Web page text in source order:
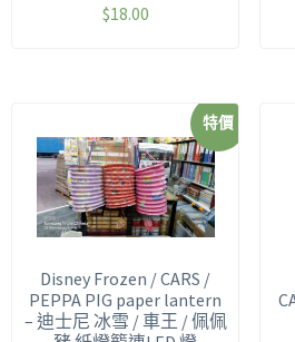
$18.00
特價
Disney Frozen / CARS /
PEPPA PIG paper lantern
– 迪士尼 冰雪 / 車王 / 佩佩